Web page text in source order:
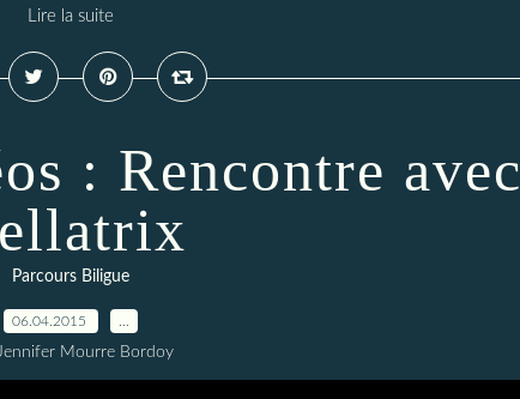
Lire la suite
: Rencontre avec
Parcours Biligue
06.04.2015
Mourre Bordoy